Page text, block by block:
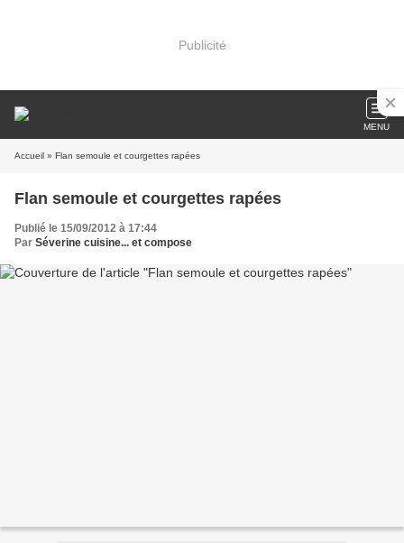
Publicité
MENU
Accueil » Flan semoule et courgettes rapées
Flan semoule et courgettes rapées
Publié le 15/09/2012 à 17:44
Par Séverine cuisine... et compose